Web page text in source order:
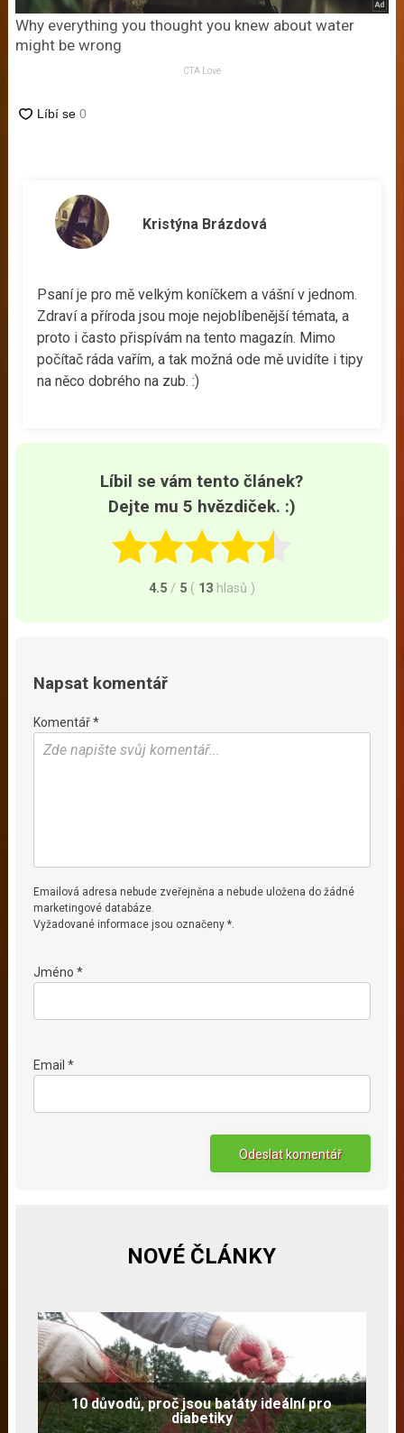
Why everything you thought you knew about water
might be wrong
CTA Love
Kristýna Brázdová
Psaní je pro mě velkým koníčkem a vášní v jednom.
Zdraví a příroda jsou moje nejoblíbenější témata, a
proto i často přispívám na tento magazín. Mimo
počítač ráda vařím, a tak možná ode mě uvidíte i tipy
na něco dobrého na zub. :)
Líbil se vám tento článek?
Dejte mu 5 hvězdiček. :)
4.5 / 5 ( 13 hlasů )
Napsat komentář
Komentář *
Emailová adresa nebude zveřejněna a nebude uložena do žádné
marketingové databáze.
Vyžadované informace jsou označeny *.
Jméno *
Email *
NOVÉ ČLÁNKY
10 důvodů, proč jsou batáty ideální pro
diabetiky